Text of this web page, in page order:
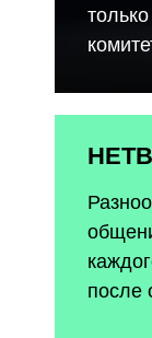
после